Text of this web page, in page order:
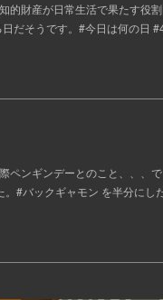
的財産が日常生活で果たす役
だそうです。#今日は何の日
ペンギンデーとのこと、、、
#バックギャモン を半分にし